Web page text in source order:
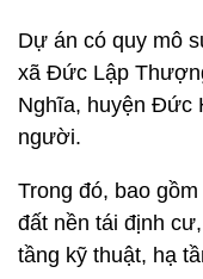
Dự án có quy mô
xã Đức Lập
Nghĩa, huyện Đức
người.
Trong đó, bao
đất nền tái định
tầng kỹ thuật, hạ